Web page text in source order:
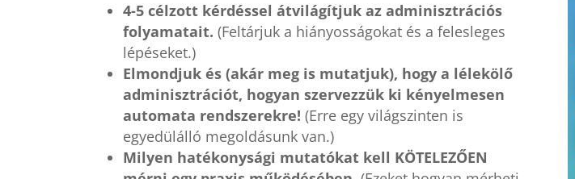
4-5 célzott kérdéssel átvilágítjuk az adminisztrációs
folyamatait.(Feltárjuk a hiányosságokat és a felesleges
lépéseket.)
Elmondjuk és (akár meg is mutatjuk), hogy a lélekölő
adminisztrációt, hogyan szervezzük ki kényelmesen
automata rendszerekre!(Erre egy világszinten is
egyedülálló megoldásunk van.)
Milyen hatékonysági mutatókat kell KÖTELEZŐEN